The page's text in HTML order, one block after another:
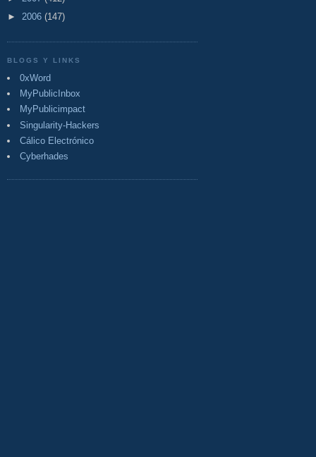
► 2006 (147)
BLOGS Y LINKS
0xWord
MyPublicInbox
MyPublicimpact
Singularity-Hackers
Cálico Electrónico
Cyberhades